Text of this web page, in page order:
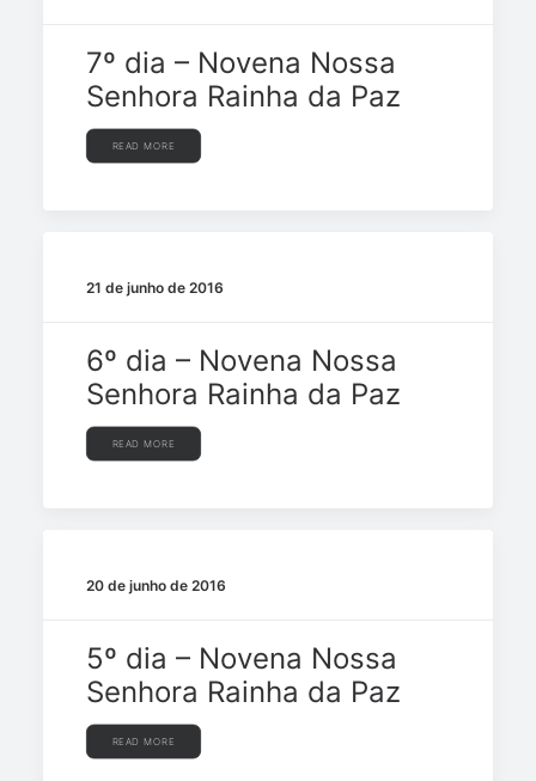
7º dia – Novena Nossa
Senhora Rainha da Paz
READ MORE
21 de junho de 2016
6º dia – Novena Nossa
Senhora Rainha da Paz
READ MORE
20 de junho de 2016
5º dia – Novena Nossa
Senhora Rainha da Paz
READ MORE